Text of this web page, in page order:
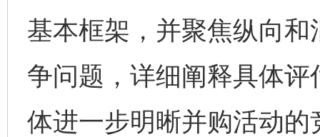
基本框架，并聚焦纵向
争问题，详细阐释具体
体进一步明晰并购活动